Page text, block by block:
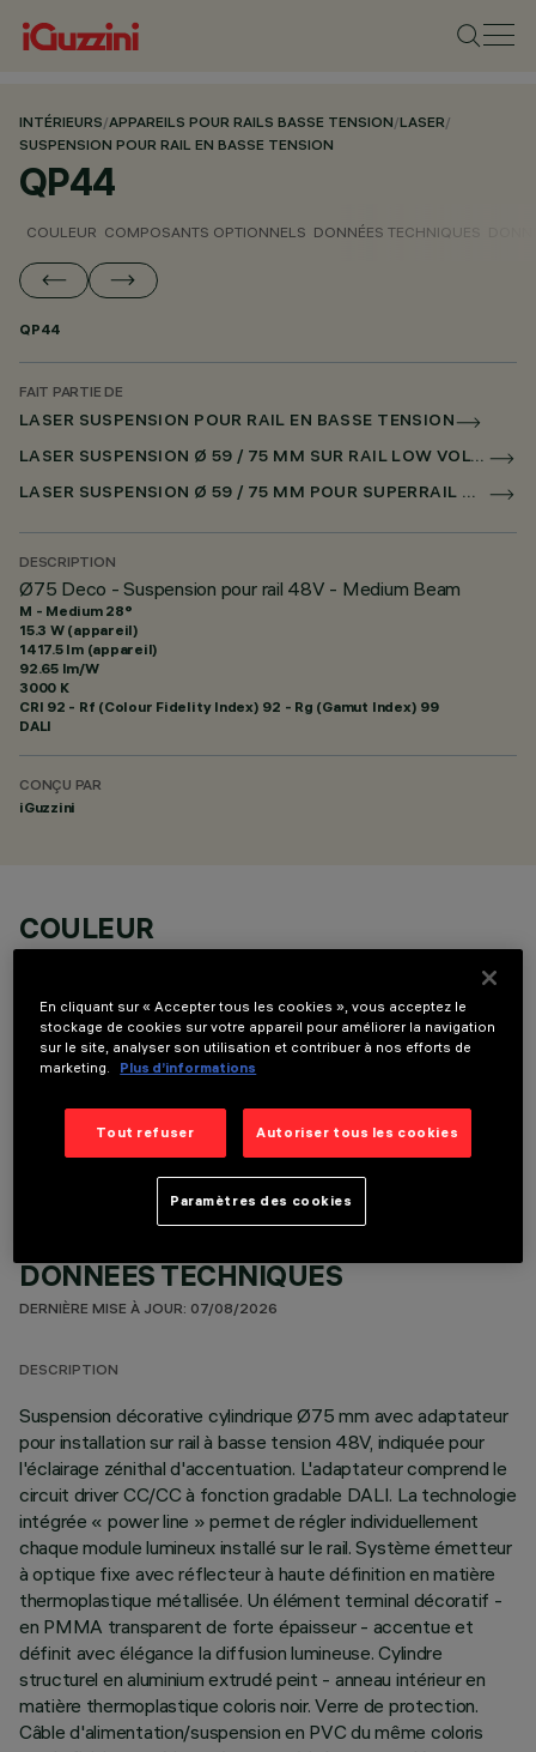
INTÉRIEURS/APPAREILS POUR RAILS BASSE TENSION/LASER/
SUSPENSION POUR RAIL EN BASSE TENSION
QP44
COULEUR COMPOSANTS OPTIONNELS DONNÉES TECHNIQUES
QP44
FAIT PARTIE DE
LASER SUSPENSION POUR RAIL EN BASSE TENSION
LASER SUSPENSION Ø 59 / 75 MM SUR RAIL LOW VOLTAGE DALI POWERLINE
LASER SUSPENSION Ø 59 / 75 MM POUR SUPERRAIL DALI POWERLINE
DESCRIPTION
Ø75 Deco - Suspension pour rail 48V - Medium Beam
M - Medium 28°
15.3 W (appareil)
1417.5 lm (appareil)
92.65 lm/W
3000 K
CRI 92 - Rf (Colour Fidelity Index) 92 - Rg (Gamut Index) 99
DALI
CONÇU PAR
iGuzzini
COULEUR
COMPOSANTS OPTIONNELS
DONNÉES TECHNIQUES
DERNIÈRE MISE À JOUR: 07/08/2026
DESCRIPTION
Suspension décorative cylindrique Ø75 mm avec adaptateur
pour installation sur rail à basse tension 48V, indiquée pour
l'éclairage zénithal d'accentuation. L'adaptateur comprend le
circuit driver CC/CC à fonction gradable DALI. La technologie
intégrée « power line » permet de régler individuellement
chaque module lumineux installé sur le rail. Système émetteur
à optique fixe avec réflecteur à haute définition en matière
thermoplastique métallisée. Un élément terminal décoratif -
en PMMA transparent de forte épaisseur - accentue et
définit avec élégance la diffusion lumineuse. Cylindre
structurel en aluminium extrudé peint - anneau intérieur en
matière thermoplastique coloris noir. Verre de protection.
Câble d'alimentation/suspension en PVC du même coloris
En cliquant sur « Accepter tous les cookies », vous acceptez le
stockage de cookies sur votre appareil pour améliorer la navigation
sur le site, analyser son utilisation et contribuer à nos efforts de
marketing.
Plus d’informations
Tout refuser Autoriser tous les cookies
Paramètres des cookies